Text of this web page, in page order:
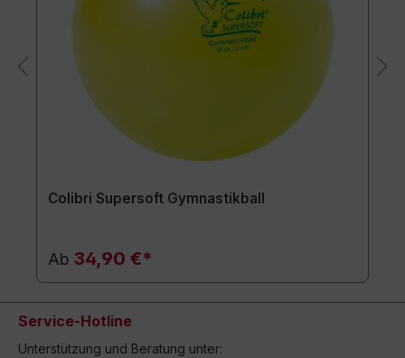
Colibri Supersoft Gymnastikball
Ab 34,90 €*
Service-Hotline
Unterstützung und Beratung unter: